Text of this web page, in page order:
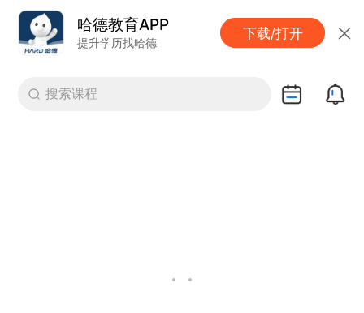
哈德教育APP
提升学历找哈德
下载/打开
搜索课程